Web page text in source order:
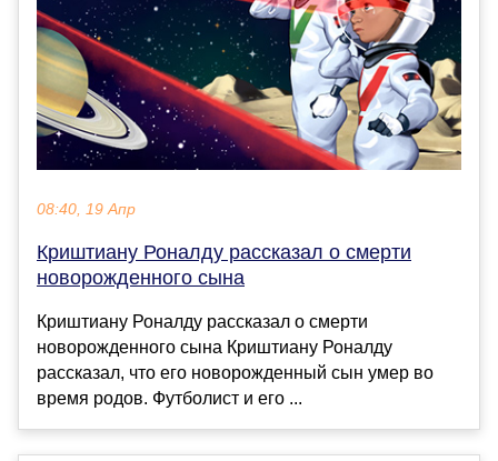
08:40, 19 Апр
Криштиану Роналду рассказал о смерти
новорожденного сына
Криштиану Роналду рассказал о смерти
новорожденного сына Криштиану Роналду
рассказал, что его новорожденный сын умер во
время родов. Футболист и его ...